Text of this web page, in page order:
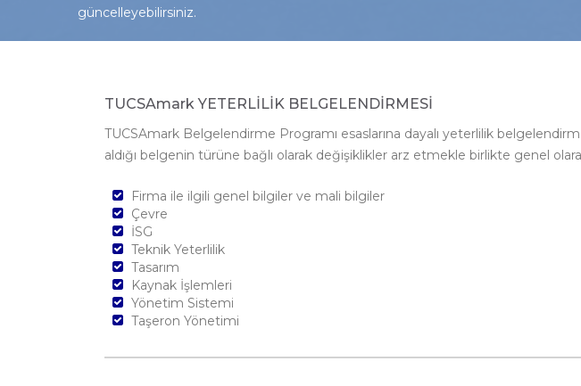
güncelleyebilirsiniz.
TUCSAmark YETERLİLİK BELGELENDİRMESİ
TUCSAmark Belgelendirme Programı esaslarına dayalı yeterlilik
aldığı belgenin türüne bağlı olarak değişiklikler arz etmekle birlikte genel
Firma ile ilgili genel bilgiler ve mali bilgiler
Çevre
İSG
Teknik Yeterlilik
Tasarım
Kaynak İşlemleri
Yönetim Sistemi
Taşeron Yönetimi